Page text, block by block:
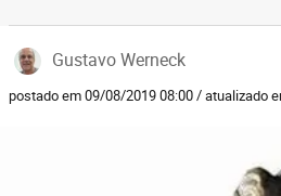
Gustavo Werneck
postado em 09/08/2019 08:00 / atualizado